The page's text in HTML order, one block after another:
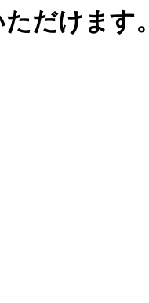
だけます。